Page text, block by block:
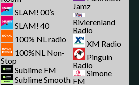
SLAM! 00’s
SLAM! 40
100% NL radio
100%NL Non-
Stop
Sublime FM
Sublime Smooth
Jamz
Rivierenland
Radio
XM Radio
Pinguin
Radio
Simone
FM